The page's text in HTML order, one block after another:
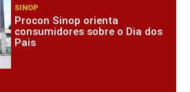
SINOP
Procon Sinop orienta
consumidores sobre o Dia dos
Pais